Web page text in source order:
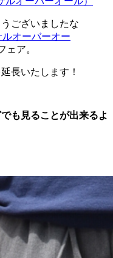
ございましたな
オーバーオー
ェア。
長いたします！
も見ることが出来るよ